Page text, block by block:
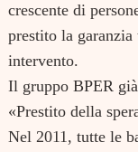
crescente di
prestito la
intervento.
Il gruppo BPER
«Prestito della
Nel 2011, tutte le